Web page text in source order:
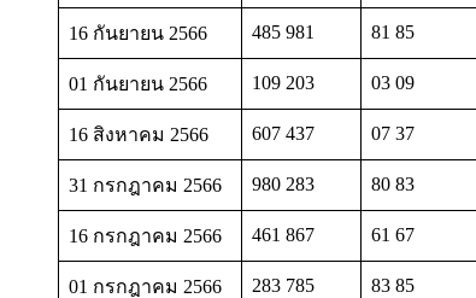
16 กันยายน 2566 485 981 81 85
01 กันยายน 2566 109 203 03 09
16 สิงหาคม 2566 607 437 07 37
31 กรกฎาคม 2566 980 283 80 83
16 กรกฎาคม 2566 461 867 61 67
01 กรกฎาคม 2566 283 785 83 85